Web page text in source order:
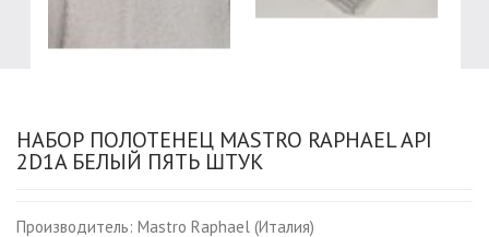
НАБОР ПОЛОТЕНЕЦ MASTRO RAPHAEL API
2D1A БЕЛЫЙ ПЯТЬ ШТУК
Производитель: Mastro Raphael (Италия)